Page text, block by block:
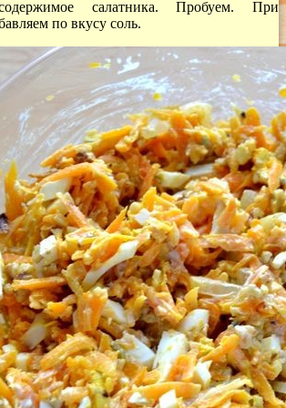
салатника. Пробуем. При
по вкусу соль.